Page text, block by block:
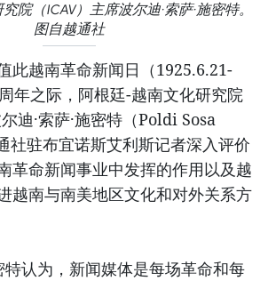
院（ICAV）主席波尔迪·索萨·施密特。
图自越通社
越南革命新闻日（1925.6.21-
年之际，阿根廷-越南文化研究院
迪·索萨·施密特（Poldi Sosa
社驻布宜诺斯艾利斯记者深入评价
革命新闻事业中发挥的作用以及越
越南与南美地区文化和对外关系方
特认为，新闻媒体是每场革命和每